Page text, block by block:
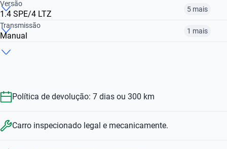
2014
R$ 46.899
Versão
1.4 SPE/4 LTZ 5 mais
Transmissão
Manual 1 mais
Política de devolução: 7 dias ou 300 km
Carro inspecionado legal e mecanicamente.